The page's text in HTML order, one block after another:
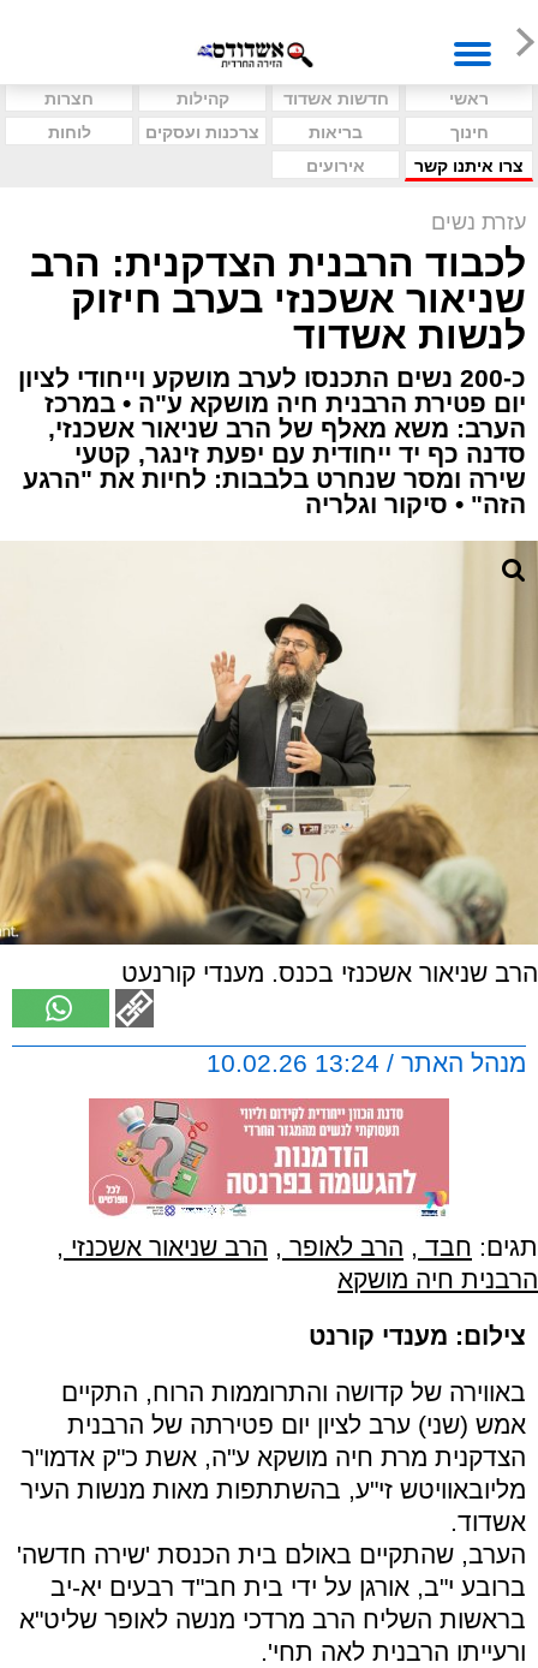
ראשי חדשות אשדוד קהילות
חצרות
חינוך
בריאות צרכנות ועסקים
לוחות
צרו איתנו קשר
אירועים
עזרת נשים
לכבוד הרבנית הצדקנית: הרב
שניאור אשכנזי בערב חיזוק
לנשות אשדוד
כ-200 נשים התכנסו לערב מושקע וייחודי לציון
יום פטירת הרבנית חיה מושקא ע"ה • במרכז
הערב: משא מאלף של הרב שניאור אשכנזי,
סדנה כף יד ייחודית עם יפעת זינגר, קטעי
שירה ומסר שנחרט בלבבות: לחיות את "הרגע
הזה" • סיקור וגלריה
הרב שניאור אשכנזי בכנס. מענדי קורנעט
מנהל האתר / 13:24 10.02.26
תגים: חבד , הרב לאופר , הרב שניאור אשכנזי ,
הרבנית חיה מושקא
צילום: מענדי קורנט
באווירה של קדושה והתרוממות הרוח, התקיים
אמש (שני) ערב לציון יום פטירתה של הרבנית
הצדקנית מרת חיה מושקא ע"ה, אשת כ"ק אדמו"ר
מליובאוויטש זי"ע, בהשתתפות מאות מנשות העיר
אשדוד.
הערב, שהתקיים באולם בית הכנסת 'שירה חדשה'
ברובע י"ב, אורגן על ידי בית חב"ד רבעים יא-יב
בראשות השליח הרב מרדכי מנשה לאופר שליט"א
ורעייתו הרבנית לאה תחי'.